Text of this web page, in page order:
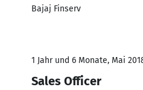
Bajaj Finserv
1 Jahr und 6 Monate, Mai
Sales Officer